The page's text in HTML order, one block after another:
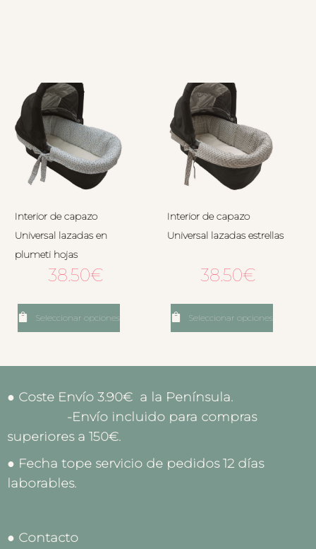
Interior de capazo
Universal lazadas en
plumeti hojas
38.50€
Seleccionar opciones
Interior de capazo
Universal lazadas estrellas
38.50€
Seleccionar opciones
● Coste Envío 3.90€ a la Península.
-Envío incluido para compras
superiores a 150€.
● Fecha tope servicio de pedidos 12 días
laborables.
● Contacto